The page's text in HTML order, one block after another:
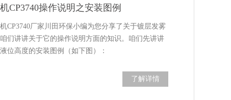
CP3740操作说明之安装图例
CP3740厂家川田环保小编为您分享了关于镀层发雾
们讲讲关于它的操作说明方面的知识。咱们先讲讲
位高度的安装图例（如下图）：
了解详情